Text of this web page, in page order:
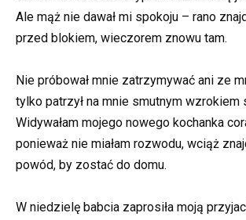
Ale mąż nie dawał mi spokoju – rano
przed blokiem, wieczorem znowu tam.
Nie próbował mnie zatrzymywać ani ze
tylko patrzył na mnie smutnym wzrokiem
Widywałam mojego nowego kochanka
ponieważ nie miałam rozwodu, wciąż
powód, by zostać do domu.
W niedzielę babcia zaprosiła moją